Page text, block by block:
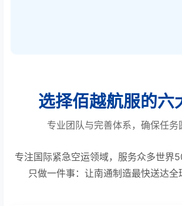
选择佰越航服的六
专业团队与完善体系，确保任务
专注国际紧急空运领域，服务众多世界
只做一件事：让南通制造最快送达全